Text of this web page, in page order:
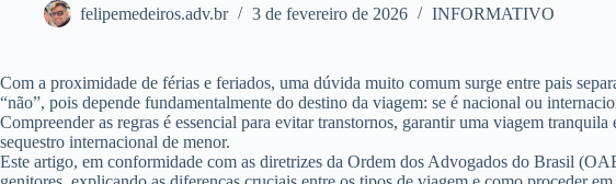
felipemedeiros.adv.br 3 de fevereiro de 2026 INFORMATIVO
Com a proximidade de férias e feriados, uma dúvida muito comum surge entre pais
“não”, pois depende fundamentalmente do destino da viagem: se é nacional ou
Compreender as regras é essencial para evitar transtornos, garantir uma viagem
sequestro internacional de menor.
Este artigo, em conformidade com as diretrizes da Ordem dos Advogados do Brasil